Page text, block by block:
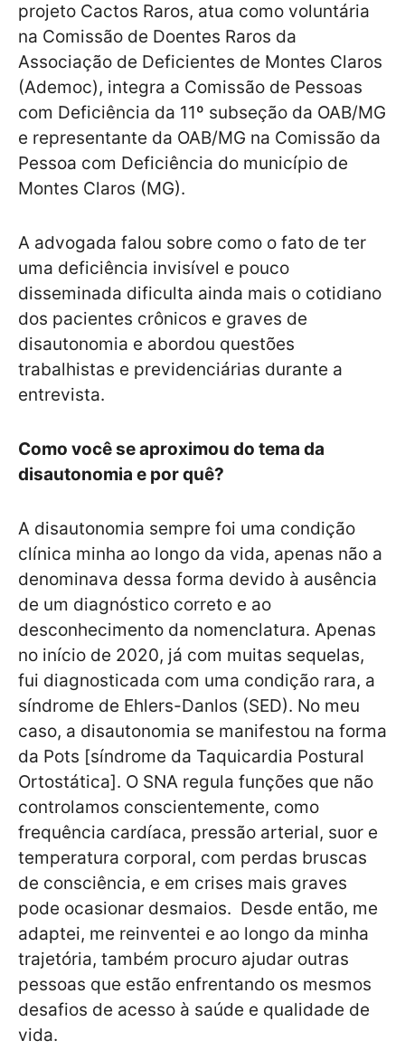
projeto Cactos Raros, atua como voluntária
na Comissão de Doentes Raros da
Associação de Deficientes de Montes Claros
(Ademoc), integra a Comissão de Pessoas
com Deficiência da 11º subseção da OAB/MG
e representante da OAB/MG na Comissão da
Pessoa com Deficiência do município de
Montes Claros (MG).
A advogada falou sobre como o fato de ter
uma deficiência invisível e pouco
disseminada dificulta ainda mais o cotidiano
dos pacientes crônicos e graves de
disautonomia e abordou questões
trabalhistas e previdenciárias durante a
entrevista.
Como você se aproximou do tema da
disautonomia e por quê?
A disautonomia sempre foi uma condição
clínica minha ao longo da vida, apenas não a
denominava dessa forma devido à ausência
de um diagnóstico correto e ao
desconhecimento da nomenclatura. Apenas
no início de 2020, já com muitas sequelas,
fui diagnosticada com uma condição rara, a
síndrome de Ehlers-Danlos (SED). No meu
caso, a disautonomia se manifestou na forma
da Pots [síndrome da Taquicardia Postural
Ortostática]. O SNA regula funções que não
controlamos conscientemente, como
frequência cardíaca, pressão arterial, suor e
temperatura corporal, com perdas bruscas
de consciência, e em crises mais graves
pode ocasionar desmaios. Desde então, me
adaptei, me reinventei e ao longo da minha
trajetória, também procuro ajudar outras
pessoas que estão enfrentando os mesmos
desafios de acesso à saúde e qualidade de
vida.